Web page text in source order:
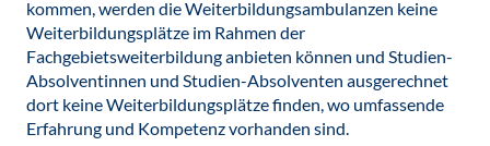
kommen, werden die Weiterbildungsambulanzen keine
Weiterbildungsplätze im Rahmen der
Fachgebietsweiterbildung anbieten können und Studien-
Absolventinnen und Studien-Absolventen ausgerechnet
dort keine Weiterbildungsplätze finden, wo umfassende
Erfahrung und Kompetenz vorhanden sind.